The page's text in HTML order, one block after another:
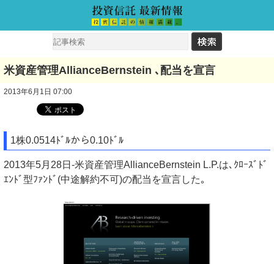
米資産管理AllianceBernstein ､配当を宣言
2013年6月1日 07:00
1株0.0514ﾄﾞﾙから0.10ﾄﾞﾙ
2013年5月28日-米資産管理AllianceBernstein L.P.は､ｸﾛｰｽﾞﾄﾞ
ｴﾝﾄﾞ型ﾌｧﾝﾄﾞ(中途解約不可)の配当を宣言した｡